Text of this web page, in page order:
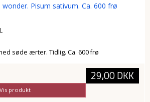
Pisum sativum. Ca. 600 frø
søde ærter. Tidlig. Ca. 600 frø
29,00 DKK
Vis produkt